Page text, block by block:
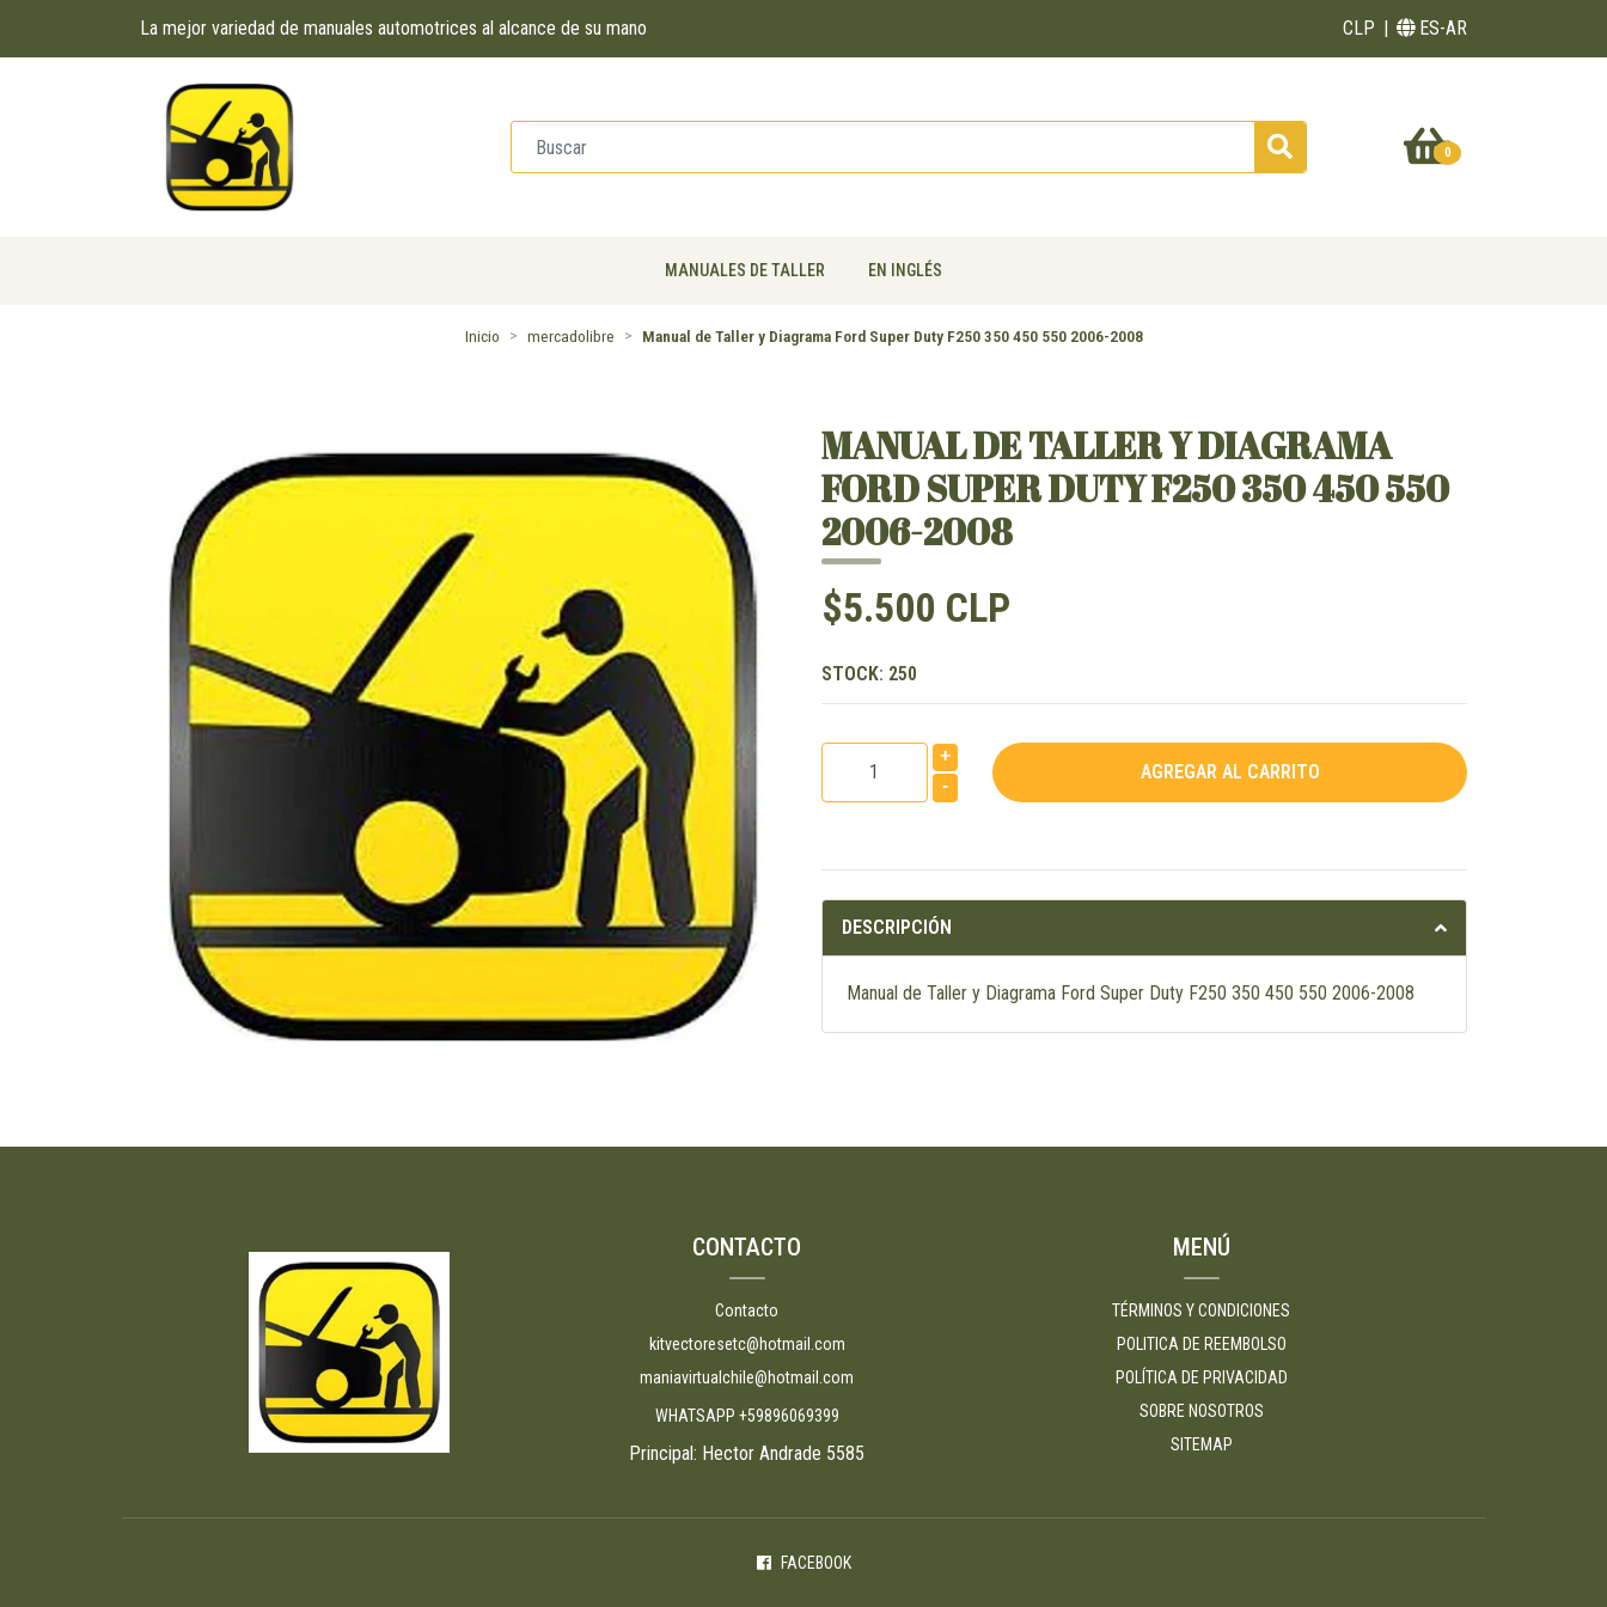
La mejor variedad de manuales automotrices al alcance de su mano CLP ES-AR
0
MANUALES DE TALLER EN INGLÉS
Inicio mercadolibre Manual de Taller y Diagrama Ford Super Duty F250 350 450 550 2006-2008
MANUAL DE TALLER Y DIAGRAMA
FORD SUPER DUTY F250 350 450 550
2006-2008
$5.500 CLP
STOCK: 250
+
-
DESCRIPCIÓN
Manual de Taller y Diagrama Ford Super Duty F250 350 450 550 2006-2008
CONTACTO
Contacto
kitvectoresetc@hotmail.com
maniavirtualchile@hotmail.com
WHATSAPP +59896069399
Principal: Hector Andrade 5585
MENÚ
TÉRMINOS Y CONDICIONES
POLITICA DE REEMBOLSO
POLÍTICA DE PRIVACIDAD
SOBRE NOSOTROS
SITEMAP
FACEBOOK